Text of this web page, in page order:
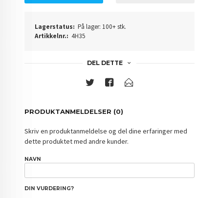
Lagerstatus: På lager: 100+ stk.
Artikkelnr.: 4H35
DEL DETTE
PRODUKTANMELDELSER (0)
Skriv en produktanmeldelse og del dine erfaringer med
dette produktet med andre kunder.
NAVN
DIN VURDERING?